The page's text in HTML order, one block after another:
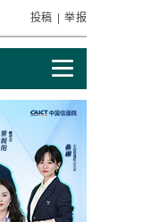
投稿 | 举报